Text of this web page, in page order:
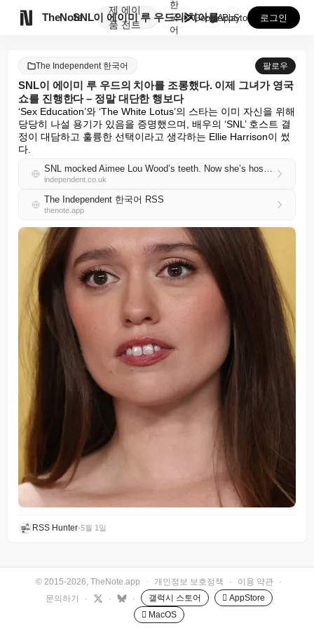
TheNote
제
품
에이
전트
SNL이 에이미 루 우드의 치아를 조롱했다. 이제 그녀...
한
국
어
GooglePlay
AppStore 로그인
The Independent 한국어 팔로우
SNL이 에이미 루 우드의 치아를 조롱했다. 이제 그녀가 영국
쇼를 진행한다 – 정말 대단한 행보다
‘Sex Education’와 ‘The White Lotus’의 스타는 이미 자신을 위해
당당히 나설 용기가 있음을 증명했으며, 배우의 ‘SNL’ 호스트 결
정이 대담하고 훌륭한 선택이라고 생각하는 Ellie Harrison이 썼
다.
SNL mocked Aimee Lou Wood’s teeth. Now she’s hosting the UK show – what a power move
independent.co.uk
The Independent 한국어 RSS
thenote.app
RSS Hunter•5월 1일
© 2015-2026, TheNote.app · 개인정보 보호정책 · 이용 약관
·
문의하기
· · · 갤럭시 스토어
 AppStore
 MacOS